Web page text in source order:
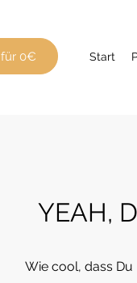
für 0€ Start
YEAH,
Wie cool, dass Du